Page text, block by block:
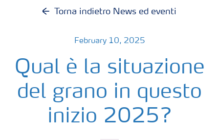
Torna indietro News ed eventi
February 10, 2025
Qual è la situazione
del grano in questo
inizio 2025?